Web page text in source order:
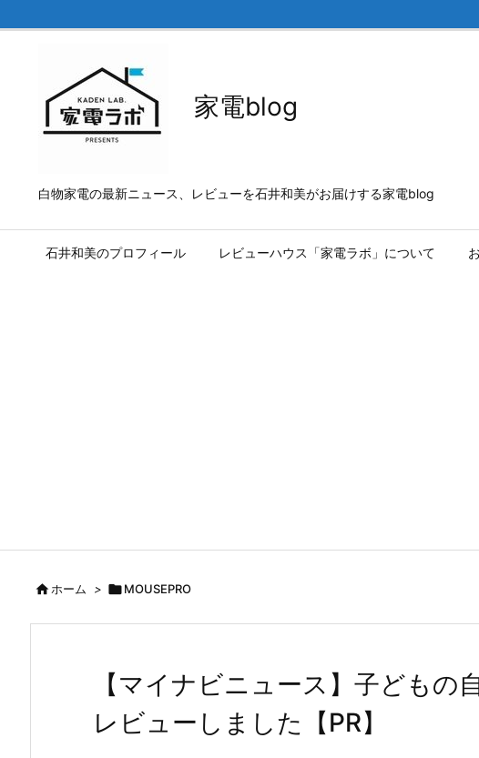
家電blog
白物家電の最新ニュース、レビューを石井和美がお届けする家電blog
石井和美のプロフィール レビューハウス「家電ラボ」について
ホーム > MOUSEPRO
【マイナビニュース】子どもの
レビューしました【PR】